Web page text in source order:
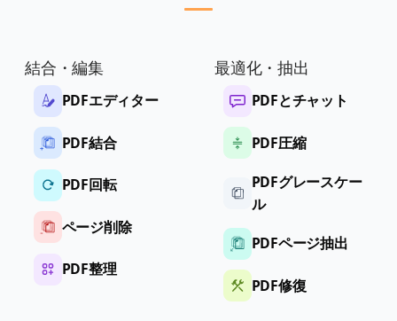
結合・編集
PDFエディター
PDF結合
PDF回転
ページ削除
PDF整理
最適化・抽出
PDFとチャット
PDF圧縮
PDFグレースケー
ル
PDFページ抽出
PDF修復